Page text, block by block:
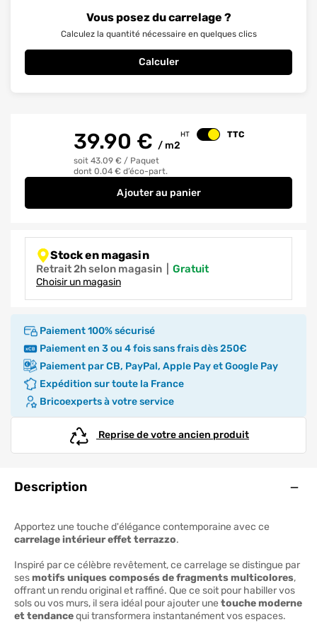
HT Changer le prix
TTC
39.90 € /m2
soit 43.09 € /Paquet
dont 0.04 € d’éco-part.
Ajouterau panier
Carrelage sol intérieur effet
Stock en magasin
Retrait 2h selon magasin gratuit
Choisir un magasin
Paiement 100% sécurisé
Paiement en 3 ou 4 fois sans frais dès 250€
Paiement par CB, PayPal, Apple Pay et Google Pay
Expédition sur toute la France
Bricoexperts à votre service
Reprise de votre ancien produit
Vous posez du carrelage ?
Calculez la quantité nécessaire en quelques clics
Calculer
Description
Apportez une touche d'élégance contemporaine avec ce
carrelage intérieur effet terrazzo.
Inspiré par ce célèbre revêtement, ce carrelage se distingue par
sesmotifs uniques composés de fragments multicolores,
offrant un rendu original et raffiné. Que ce soit pour habiller vos
sols ou vos murs, il sera idéal pour ajouter une touche moderne
et tendancequi transformera instantanément vos espaces.